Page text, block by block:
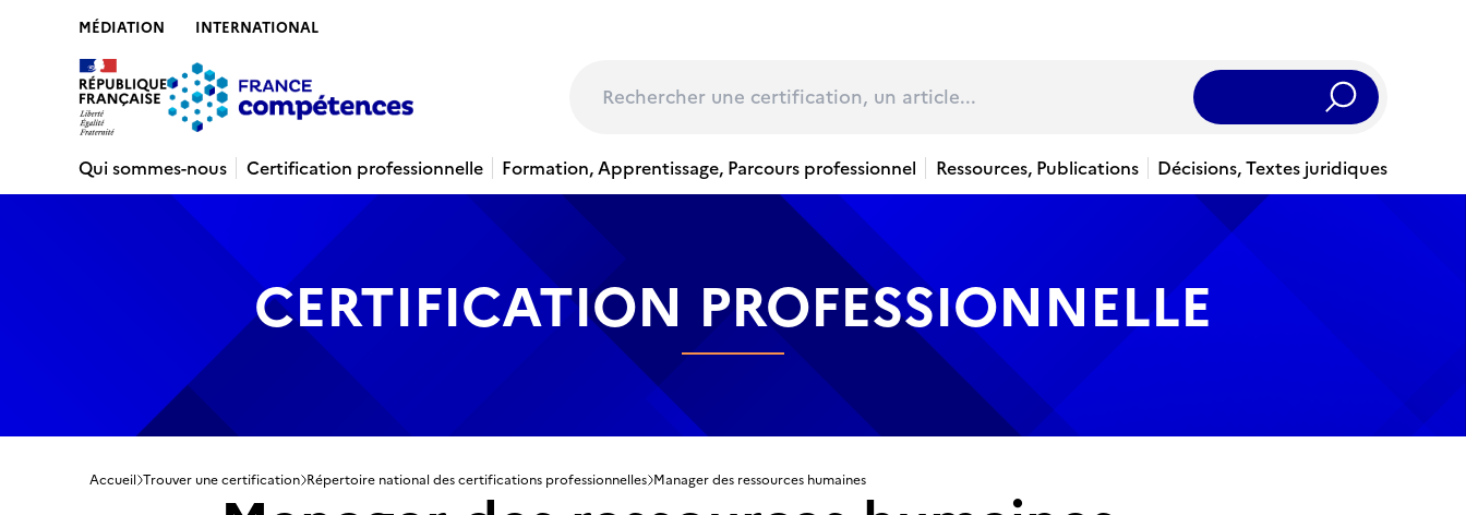
MÉDIATION INTERNATIONAL
Rechercher
Qui sommes-nous
Certification professionnelle Formation, Apprentissage, Parcours professionnel Ressources, Publications Décisions, Textes juridiques
CERTIFICATION PROFESSIONNELLE
Accueil Trouver une certification Répertoire national des certifications professionnelles Manager des ressources humaines